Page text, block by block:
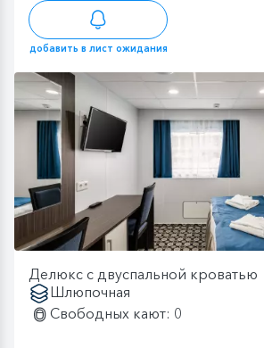
добавить в лист ожидания
Делюкс с двуспальной кроватью
Шлюпочная
Свободных кают: 0